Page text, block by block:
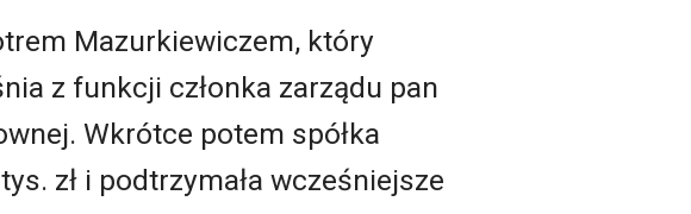
Mazurkiewiczem, który
z funkcji członka zarządu pan
Wkrótce potem spółka
zł i podtrzymała wcześniejsze